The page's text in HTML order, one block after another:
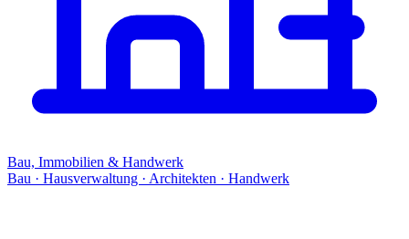
Bau, Immobilien & Handwerk
Bau · Hausverwaltung · Architekten · Handwerk